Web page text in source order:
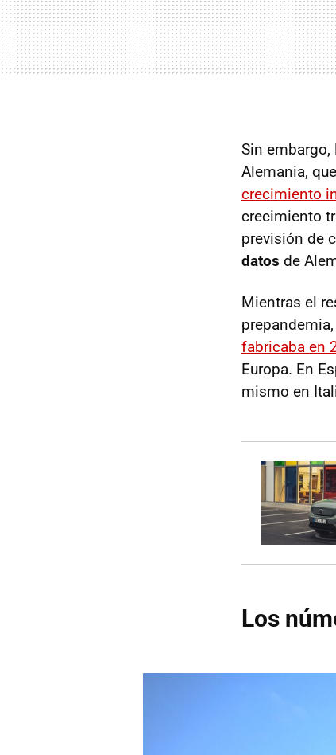
Sin
Alemania,
crecimiento
crecimiento
previsión de
datos de
Mientras el
fabricaba en
Europa. En
mismo en
Los